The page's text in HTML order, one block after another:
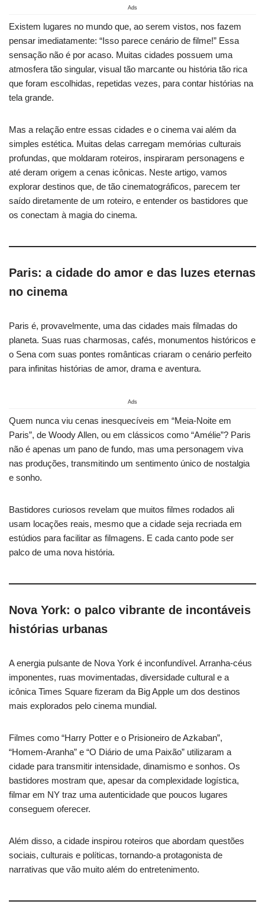
Ads
Existem lugares no mundo que, ao serem vistos, nos fazem
pensar imediatamente: “Isso parece cenário de filme!” Essa
sensação não é por acaso. Muitas cidades possuem uma
atmosfera tão singular, visual tão marcante ou história tão rica
que foram escolhidas, repetidas vezes, para contar histórias na
tela grande.
Mas a relação entre essas cidades e o cinema vai além da
simples estética. Muitas delas carregam memórias culturais
profundas, que moldaram roteiros, inspiraram personagens e
até deram origem a cenas icônicas. Neste artigo, vamos
explorar destinos que, de tão cinematográficos, parecem ter
saído diretamente de um roteiro, e entender os bastidores que
os conectam à magia do cinema.
Paris: a cidade do amor e das luzes eternas
no cinema
Paris é, provavelmente, uma das cidades mais filmadas do
planeta. Suas ruas charmosas, cafés, monumentos históricos e
o Sena com suas pontes românticas criaram o cenário perfeito
para infinitas histórias de amor, drama e aventura.
Ads
Quem nunca viu cenas inesquecíveis em “Meia-Noite em
Paris”, de Woody Allen, ou em clássicos como “Amélie”? Paris
não é apenas um pano de fundo, mas uma personagem viva
nas produções, transmitindo um sentimento único de nostalgia
e sonho.
Bastidores curiosos revelam que muitos filmes rodados ali
usam locações reais, mesmo que a cidade seja recriada em
estúdios para facilitar as filmagens. E cada canto pode ser
palco de uma nova história.
Nova York: o palco vibrante de incontáveis
histórias urbanas
A energia pulsante de Nova York é inconfundível. Arranha-céus
imponentes, ruas movimentadas, diversidade cultural e a
icônica Times Square fizeram da Big Apple um dos destinos
mais explorados pelo cinema mundial.
Filmes como “Harry Potter e o Prisioneiro de Azkaban”,
“Homem-Aranha” e “O Diário de uma Paixão” utilizaram a
cidade para transmitir intensidade, dinamismo e sonhos. Os
bastidores mostram que, apesar da complexidade logística,
filmar em NY traz uma autenticidade que poucos lugares
conseguem oferecer.
Além disso, a cidade inspirou roteiros que abordam questões
sociais, culturais e políticas, tornando-a protagonista de
narrativas que vão muito além do entretenimento.